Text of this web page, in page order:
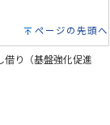
ページの先頭へ
り（基盤強化促進